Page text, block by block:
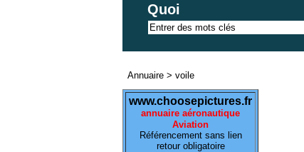
Quoi
Annuaire > voile
www.choosepictures.fr
annuaire aéronautique
Aviation
Référencement sans lien
retour obligatoire